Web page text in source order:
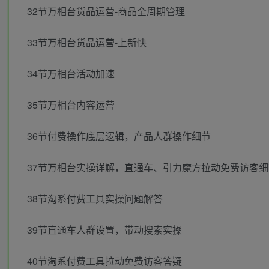
32节万相台货品运营-商品全周期管理
33节万相台货品运营-上新快
34节万相台活动加速
35节万相台内容运营
36节付费操作底层逻辑，产品人群操作细节
37节万相台实操详解，直通车、引力魔方拉动免费访客
38节淘系付费工具实操问题解答
39节直通车人群设置，带动搜索实操
40节淘系付费工具拉动免费访客答疑